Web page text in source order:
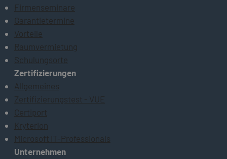
Firmenseminare
Garantietermine
Vorteile
Raumvermietung
Schulungsorte
Zertifizierungen
Allgemeines
Zertifizierungstest - VUE
Certiport
Kryterion
Microsoft IT-Professionals
Unternehmen